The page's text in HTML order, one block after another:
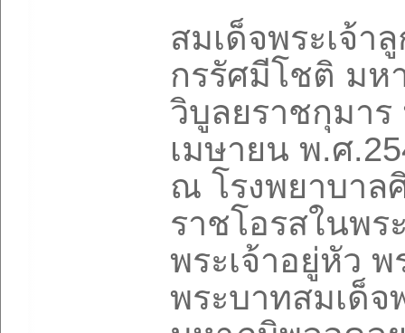
สมเด็จพระเจ้า
กรรัศมีโชติ มห
วิบูลยราชกุมาร
เมษายน พ.ศ
ณ โรงพยาบาล
ราชโอรสในพร
พระเจ้าอยู่หัว
พระบาทสมเด็จ